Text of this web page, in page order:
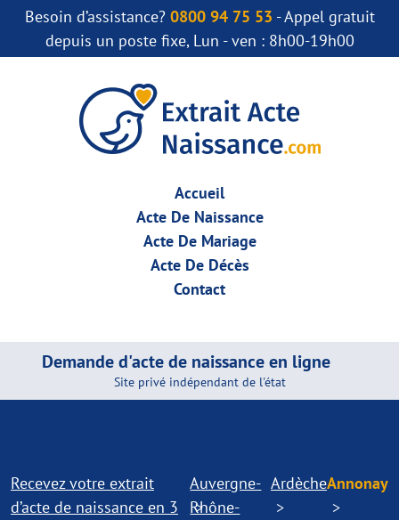
Besoin d’assistance? 0800 94 75 53 - Appel gratuit
depuis un poste fixe, Lun - ven : 8h00-19h00
Accueil
Acte De Naissance
Acte De Mariage
Acte De Décès
Contact
Demande d'acte de naissance en ligne
Site privé indépendant de l'état
Recevez votre extrait
d’acte de naissance en 3
Auvergne-
Rhône-
ArdècheAnnonay